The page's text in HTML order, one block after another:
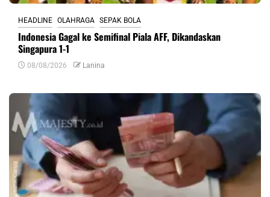
HEADLINE OLAHRAGA SEPAK BOLA
Indonesia Gagal ke Semifinal Piala AFF, Dikandaskan
Singapura 1-1
08/08/2026 Lanina